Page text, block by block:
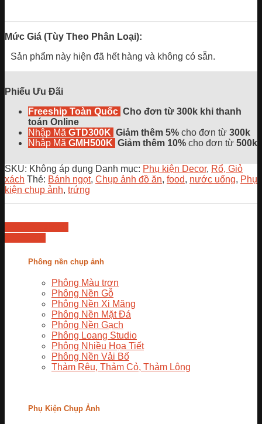
Mức Giá (Tùy Theo Phân Loại):
Sản phẩm này hiện đã hết hàng và không có sẵn.
Phiếu Ưu Đãi
Freeship Toàn Quốc Cho đơn từ 300k khi thanh
toán Online
Nhập Mã GTD300K Giảm thêm 5% cho đơn từ 300k
Nhập Mã GMH500K Giảm thêm 10% cho đơn từ 500k
SKU: Không áp dụng Danh mục: Phụ kiện Decor, Rổ, Giỏ
xách Thẻ: Bánh ngọt, Chụp ảnh đồ ăn, food, nước uống, Phụ
kiện chụp ảnh, trứng
Phông nền chụp ảnh
Phông Màu trơn
Phông Nền Gỗ
Phông Nền Xi Măng
Phông Nền Mặt Đá
Phông Nền Gạch
Phông Loang Studio
Phông Nhiều Họa Tiết
Phông Nền Vải Bố
Thảm Rêu, Thảm Cỏ, Thảm Lông
Phụ Kiện Chụp Ảnh